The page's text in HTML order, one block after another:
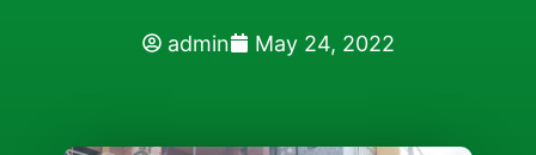
admin May 24, 2022